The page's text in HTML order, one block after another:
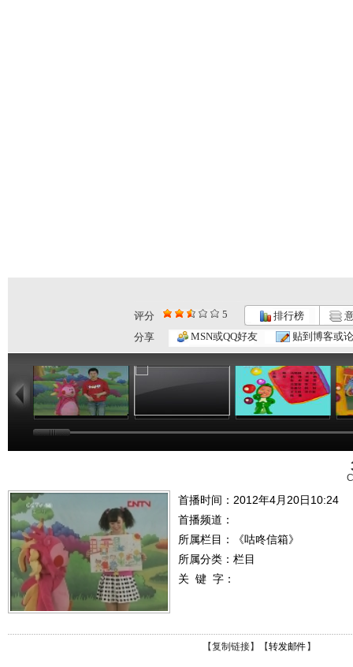
评分 5 排行榜
分享
MSN或QQ好友 贴到博客或
02:27
《智慧树》...
03:05
[智慧树]《...
02:42
首播时间：2012年4月20日10:24
首播频道：
所属栏目：
《咕咚信箱》
所属分类：栏目
关 键 字：
【复制链接】【转发邮件 】